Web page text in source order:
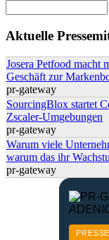
Aktuelle
Josera Petfood macht
Geschäft zur
pr-gateway
SourcingBlox startet
Zscaler-Umgebungen
pr-gateway
Warum viele
warum das ihr
pr-gateway